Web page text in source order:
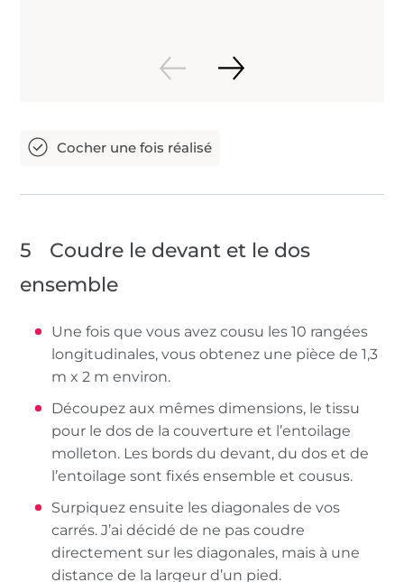
5
Coudre le devant et le dos
ensemble
Une fois que vous avez cousu les 10 rangées
longitudinales, vous obtenez une pièce de 1,3
m x 2 m environ.
Découpez aux mêmes dimensions, le tissu
pour le dos de la couverture et l’entoilage
molleton. Les bords du devant, du dos et de
l’entoilage sont fixés ensemble et cousus.
Surpiquez ensuite les diagonales de vos
carrés. J’ai décidé de ne pas coudre
directement sur les diagonales, mais à une
distance de la largeur d’un pied.